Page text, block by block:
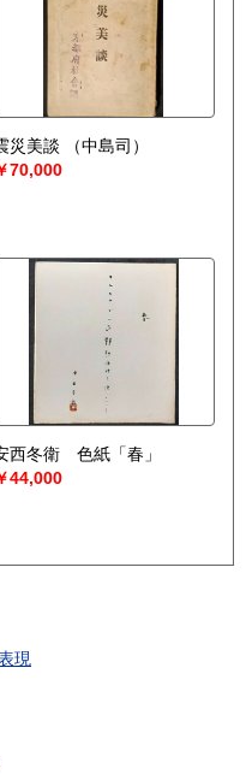
災美談
（中島司）
70,000
西冬衛 色紙「春」
44,000
現